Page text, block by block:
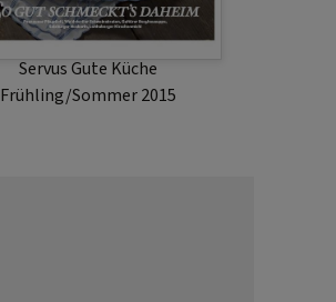
Servus Gute Küche
Frühling/Sommer 2015